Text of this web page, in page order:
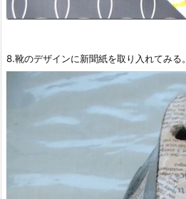
8.靴のデザインに新聞紙を取り入れてみる。